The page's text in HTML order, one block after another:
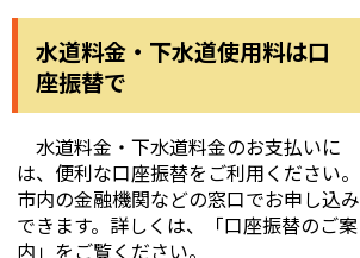
水道料金・下水道使用料は口
座振替で
水道料金・下水道料金のお支払いに
は、便利な口座振替をご利用ください。
市内の金融機関などの窓口でお申し込み
できます。詳しくは、「口座振替のご案
内」をご覧ください。